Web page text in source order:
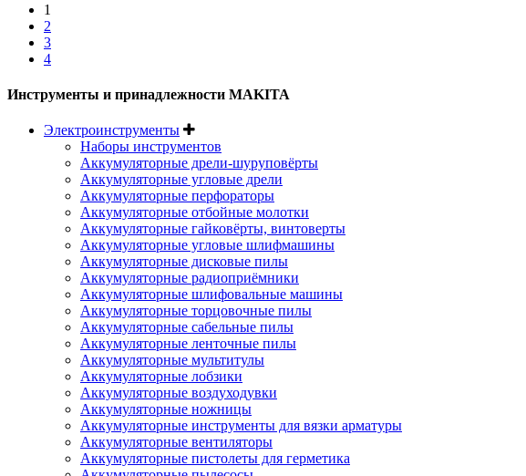
1
2
3
4
Инструменты и принадлежности MAKITA
Электроинструменты
Наборы инструментов
Аккумуляторные дрели-шуруповёрты
Аккумуляторные угловые дрели
Аккумуляторные перфораторы
Аккумуляторные отбойные молотки
Аккумуляторные гайковёрты, винтоверты
Аккумуляторные угловые шлифмашины
Аккумуляторные дисковые пилы
Аккумуляторные радиоприёмники
Аккумуляторные шлифовальные машины
Аккумуляторные торцовочные пилы
Аккумуляторные сабельные пилы
Аккумуляторные ленточные пилы
Аккумуляторные мультитулы
Аккумуляторные лобзики
Аккумуляторные воздуходувки
Аккумуляторные ножницы
Аккумуляторные инструменты для вязки арматуры
Аккумуляторные вентиляторы
Аккумуляторные пистолеты для герметика